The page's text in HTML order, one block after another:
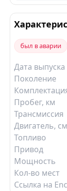
был в аварии
Дата выпуска
Поколение
Пробег, км
Трансмиссия
Двигатель, см
Топливо
Привод
Мощность
Кол-во мест
Ссылка на